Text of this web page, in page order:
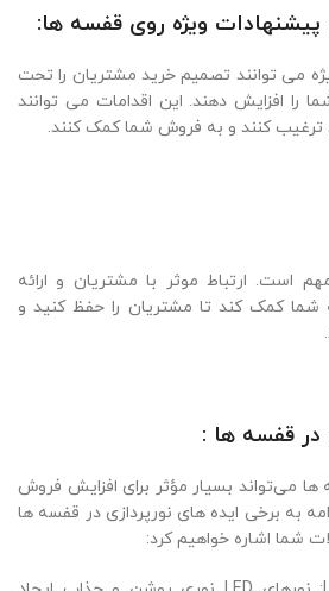
می توانند تصمیم خرید مشتریان را تحت
را افزایش دهند. این اقدامات می توانند
ترغیب کنند و به فروش شما کمک کنند.
است. ارتباط موثر با مشتریان و ارائه
شما کمک کند تا مشتریان را حفظ کنید و
می‌تواند بسیار مؤثر برای افزایش فروش
به برخی ایده‌ های نورپردازی در قفسه ها
شما اشاره خواهیم کرد: